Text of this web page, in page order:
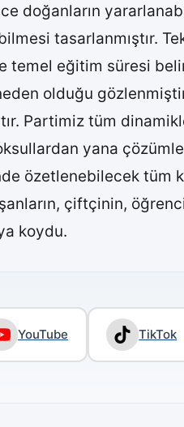
doğanların
tasarlanmıştır.
eğitim süresi
olduğu
Partimiz tüm
yana
özetlenebilecek tüm
çiftçinin,
koydu.
YouTube TikTok